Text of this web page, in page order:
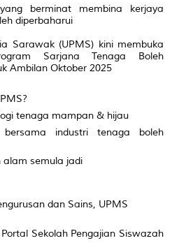
berminat membina kerjaya
diperbaharui
Sarawak (UPMS) kini membuka
Sarjana Tenaga Boleh
Ambilan Oktober 2025
tenaga mampan & hijau
industri tenaga boleh
alam semula jadi
dan Sains, UPMS
Sekolah Pengajian Siswazah